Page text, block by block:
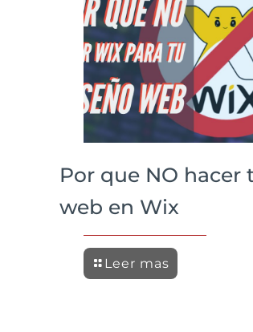
Por que NO hacer
web en Wix
Leer mas